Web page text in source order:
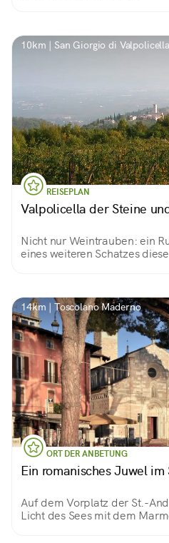
10km | San Giorgio di
REISEPLAN
Valpolicella der Steine
Nicht nur Weintrauben: ein
eines weiteren Schatzes
14km | Toscolano Maderno
ORT DER ANBETUNG
Ein romanisches Juwel
Auf dem Vorplatz der St.-
Licht des Sees mit dem